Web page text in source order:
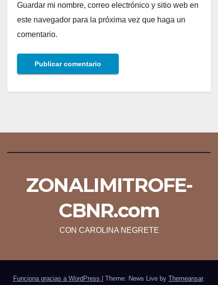
Guardar mi nombre, correo electrónico y sitio web en
este navegador para la próxima vez que haga un
comentario.
ZONALIMITROFE-
CBNR.com
CON CAROLINA NEGRETE
Funciona gracias a WordPress Theme: News Live by Themeansar.